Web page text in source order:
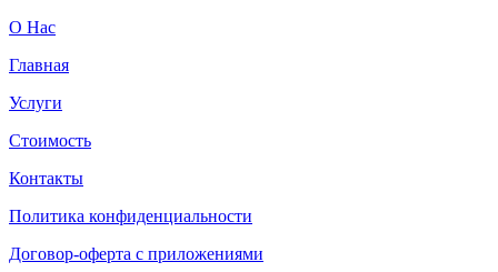
О Нас
Главная
Услуги
Стоимость
Контакты
Политика конфиденциальности
Договор-оферта с приложениями